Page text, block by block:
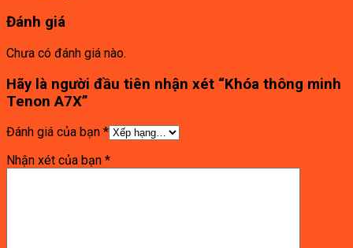
Đánh giá
Chưa có đánh giá nào.
Hãy là người đầu tiên nhận xét “Khóa thông minh
Tenon A7X”
Đánh giá của bạn *
Nhận xét của bạn *